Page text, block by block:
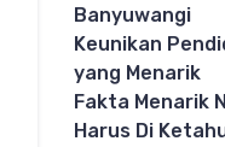
Banyuwangi
Keunikan
yang Menarik
Fakta Menarik
Harus Di